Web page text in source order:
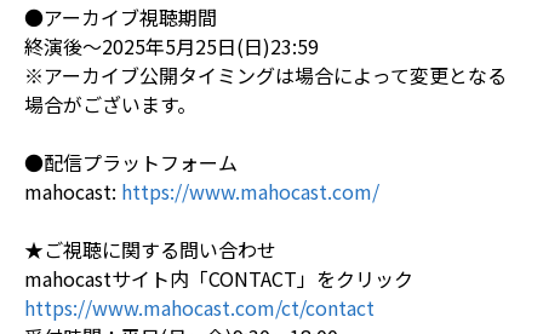
●アーカイブ視聴期間
終演後～2025年5月25日(日)23:59
※アーカイブ公開タイミングは場合によって変更となる
場合がございます。
●配信プラットフォーム
mahocast: https://www.mahocast.com/
★ご視聴に関する問い合わせ
mahocastサイト内「CONTACT」をクリック
https://www.mahocast.com/ct/contact